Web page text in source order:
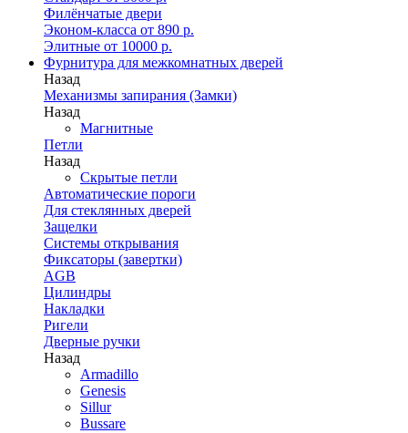
Филёнчатые двери
Эконом-класса от 890 р.
Элитные от 10000 р.
Фурнитура для межкомнатных дверей
Назад
Механизмы запирания (Замки)
Назад
Магнитные
Петли
Назад
Скрытые петли
Автоматические пороги
Для стеклянных дверей
Защелки
Системы открывания
Фиксаторы (завертки)
AGB
Цилиндры
Накладки
Ригели
Дверные ручки
Назад
Armadillo
Genesis
Sillur
Bussare